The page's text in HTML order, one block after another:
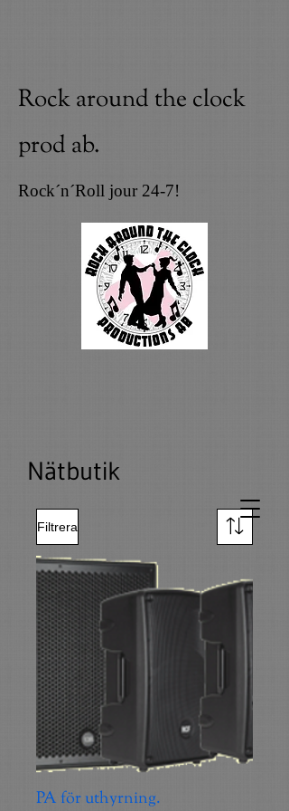
Rock around the clock
prod ab.
Rock´n´Roll jour 24-7!
Nätbutik
Filtrera
PA för uthyrning.